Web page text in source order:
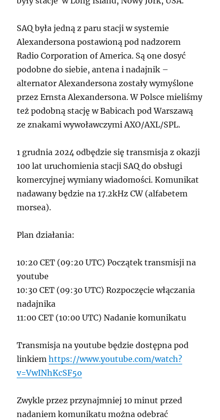
SAQ była jedną z paru stacji w systemie
Alexandersona postawioną pod nadzorem
Radio Corporation of America. Są one dosyć
podobne do siebie, antena i nadajnik –
alternator Alexandersona zostały wymyślone
przez Ernsta Alexandersona. W Polsce mieliśmy
też podobną stację w Babicach pod Warszawą
ze znakami wywoławczymi AXO/AXL/SPL.
1 grudnia 2024 odbędzie się transmisja z okazji
100 lat uruchomienia stacji SAQ do obsługi
komercyjnej wymiany wiadomości. Komunikat
nadawany będzie na 17.2kHz CW (alfabetem
morsea).
Plan działania:
10:20 CET (09:20 UTC) Początek transmisji na
youtube
10:30 CET (09:30 UTC) Rozpoczęcie włączania
nadajnika
11:00 CET (10:00 UTC) Nadanie komunikatu
Transmisja na youtube będzie dostępna pod
linkiemhttps://www.youtube.com/watch?
v=VwINhKcSF5o
Zwykle przez przynajmniej 10 minut przed
nadaniem komunikatu można odebrać